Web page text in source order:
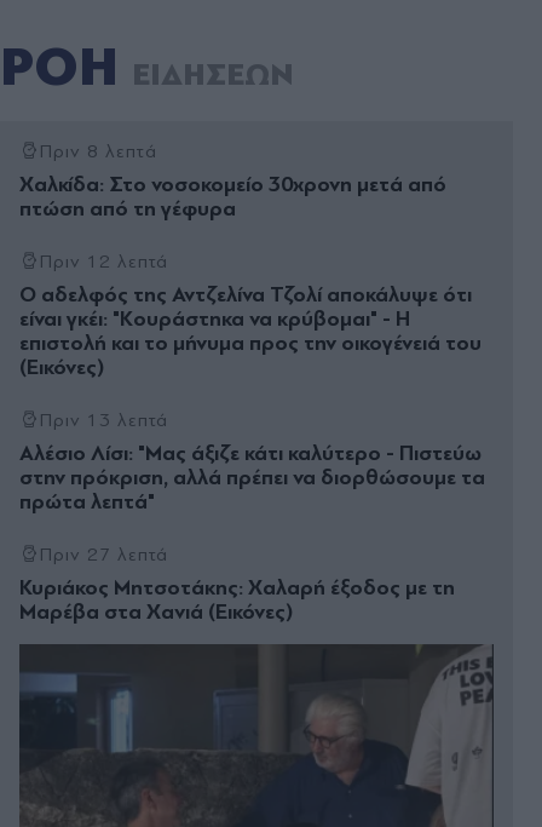
ΡΟΗ ΕΙΔΗΣΕΩΝ
Πριν 8 λεπτά
Χαλκίδα: Στο νοσοκομείο 30χρονη μετά από
πτώση από τη γέφυρα
Πριν 12 λεπτά
Ο αδελφός της Αντζελίνα Τζολί αποκάλυψε ότι
είναι γκέι: "Κουράστηκα να κρύβομαι" - Η
επιστολή και το μήνυμα προς την οικογένειά του
(Εικόνες)
Πριν 13 λεπτά
Αλέσιο Λίσι: "Μας άξιζε κάτι καλύτερο - Πιστεύω
στην πρόκριση, αλλά πρέπει να διορθώσουμε τα
πρώτα λεπτά"
Πριν 27 λεπτά
Κυριάκος Μητσοτάκης: Χαλαρή έξοδος με τη
Μαρέβα στα Χανιά (Εικόνες)